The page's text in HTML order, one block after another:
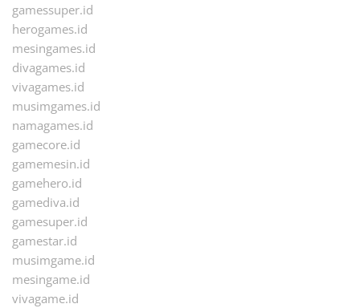
gamessuper.id
herogames.id
mesingames.id
divagames.id
vivagames.id
musimgames.id
namagames.id
gamecore.id
gamemesin.id
gamehero.id
gamediva.id
gamesuper.id
gamestar.id
musimgame.id
mesingame.id
vivagame.id